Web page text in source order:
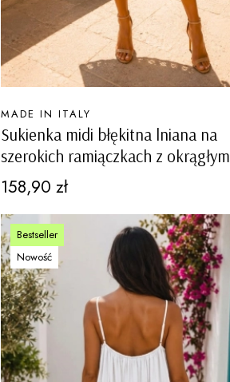
Sukienka midi błękitna lniana na
szerokich ramiączkach z okrągłym
dekoltem i ażurowymi wstawkami
Carovigno
PRODUCENT
MADE IN ITALY
Cena
158,90 zł
Bestseller
Nowość